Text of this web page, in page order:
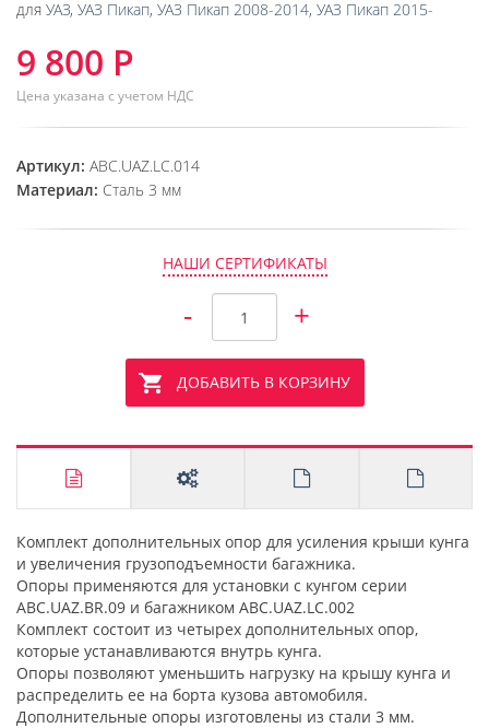
для УАЗ, УАЗ Пикап, УАЗ Пикап 2008-2014, УАЗ Пикап 2015-
9 800 Р
Цена указана с учетом НДС
Артикул: ABC.UAZ.LC.014
Материал: Сталь 3 мм
НАШИ СЕРТИФИКАТЫ
- +
ДОБАВИТЬ В КОРЗИНУ
Комплект дополнительных опор для усиления крыши кунга
и увеличения грузоподъемности багажника.
Опоры применяются для установки c кунгом серии
ABC.UAZ.BR.09 и багажником ABC.UAZ.LC.002
Комплект состоит из четырех дополнительных опор,
которые устанавливаются внутрь кунга.
Опоры позволяют уменьшить нагрузку на крышу кунга и
распределить ее на борта кузова автомобиля.
Дополнительные опоры изготовлены из стали 3 мм.